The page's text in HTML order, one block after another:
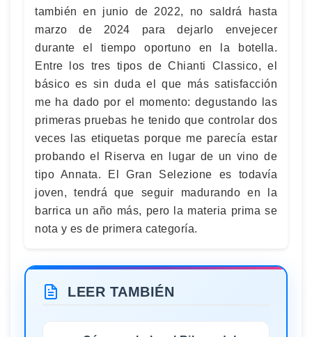
también en junio de 2022, no saldrá hasta
marzo de 2024 para dejarlo envejecer
durante el tiempo oportuno en la botella.
Entre los tres tipos de Chianti Classico, el
básico es sin duda el que más satisfacción
me ha dado por el momento: degustando las
primeras pruebas he tenido que controlar dos
veces las etiquetas porque me parecía estar
probando el Riserva en lugar de un vino de
tipo Annata. El Gran Selezione es todavía
joven, tendrá que seguir madurando en la
barrica un año más, pero la materia prima se
nota y es de primera categoría.
LEER TAMBIÉN